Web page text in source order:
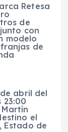
Retesa
de
con
modelo
de
abril del
23:00
el
Estado de